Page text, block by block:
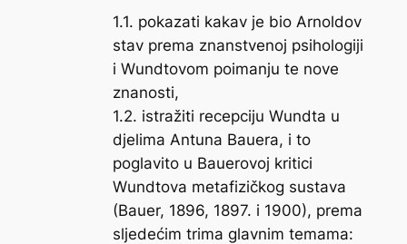
1.1. pokazati kakav je bio Arnoldov
stav prema znanstvenoj psihologiji
i Wundtovom poimanju te nove
znanosti,
1.2. istražiti recepciju Wundta u
djelima Antuna Bauera, i to
poglavito u Bauerovoj kritici
Wundtova metafizičkog sustava
(Bauer, 1896, 1897. i 1900), prema
sljedećim trima glavnim temama: